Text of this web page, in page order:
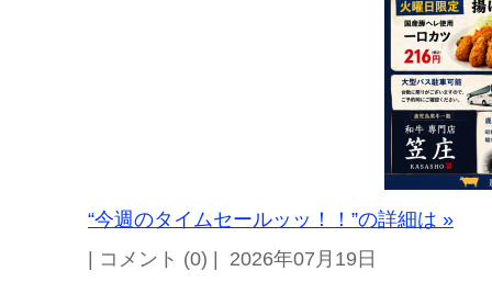
“今週のタイムセールッッ！！”の詳細は »
| コメント (0) | 2026年07月19日